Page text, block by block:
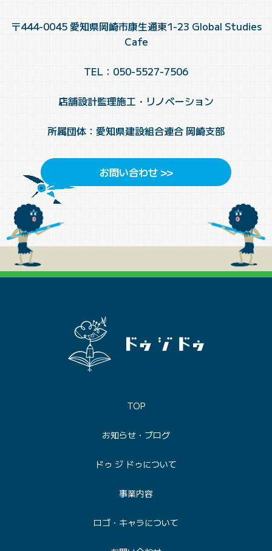
〒444-0045 愛知県岡崎市康生通東1-23 Global Studies
Cafe
TEL：050-5527-7506
店舗設計監理施工・リノベーション
所属団体：愛知県建設組合連合 岡崎支部
お問い合わせ >>
TOP
お知らせ・ブログ
ドゥ ジ ドゥについて
事業内容
ロゴ・キャラについて